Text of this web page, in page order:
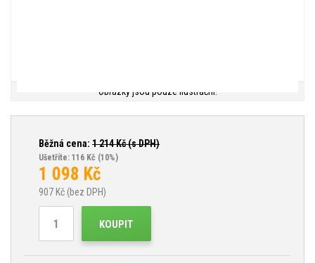
Obrázky jsou pouze ilustrační.
Běžná cena: 1 214Kč (s DPH)
Ušetříte: 116 Kč (10%)
1 098 Kč
907 Kč (bez DPH)
KOUPIT